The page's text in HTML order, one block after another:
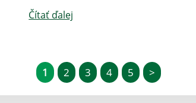
Čítať ďalej
1 2 3 4 5 >